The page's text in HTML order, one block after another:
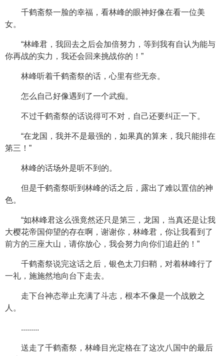
千鹤斋祭一脸的幸福，看林峰的眼神好像在看一位美
女。
“林峰君，我回去之后会加倍努力，等到我有自认为能与
你再战的实力，我还会回来挑战你的！”
林峰听着千鹤斋祭的话，心里有些无奈。
怎么自己好像遇到了一个武痴。
不过千鹤斋祭的话说得可不对，自己还要纠正一下。
“在龙国，我并不是最强的，如果真的算来，我只能排在
第三！”
林峰的话场外是听不到的。
但是千鹤斋祭听到林峰的话之后，露出了难以置信的神
色。
“如林峰君这么强竟然还只是第三，龙国，当真还是让我
大樱花帝国仰望的存在啊，谢谢你，林峰君，你让我看到了
前方的三座大山，请你放心，我会努力向你们追赶的！”
千鹤斋祭说完这话之后，银色太刀归鞘，对着林峰行了
一礼，施施然地向台下走去。
走下台神态举止充满了斗志，根本不像是一个战败之
人。
.........
送走了千鹤斋祭，林峰目光定格在了这次八国中的最后